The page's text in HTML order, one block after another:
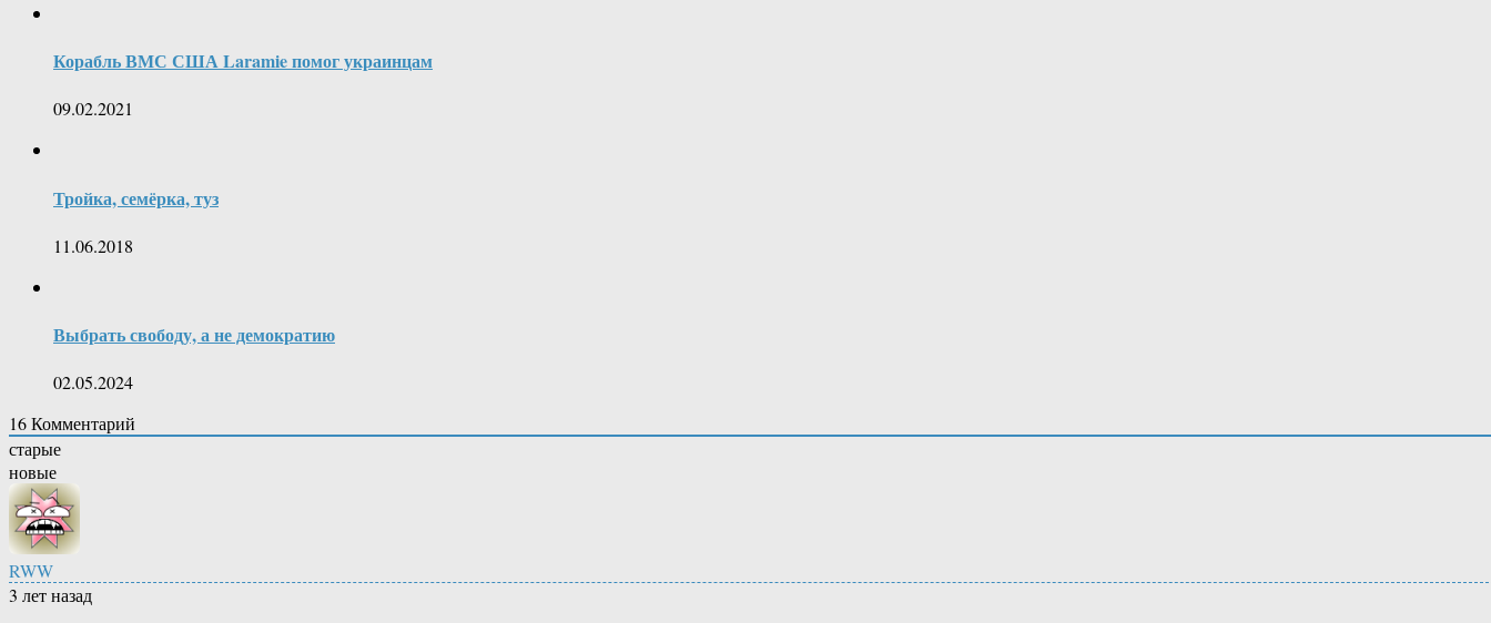
Корабль ВМС США Laramie помог украинцам
09.02.2021
Тройка, семёрка, туз
11.06.2018
Выбрать свободу, а не демократию
02.05.2024
16Комментарий
старые
новые
RWW
3 лет назад